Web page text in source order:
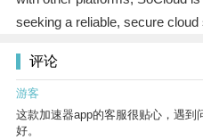
seeking a reliable, secure
评论
游客
这款加速器app的客服很贴心，遇到
好。